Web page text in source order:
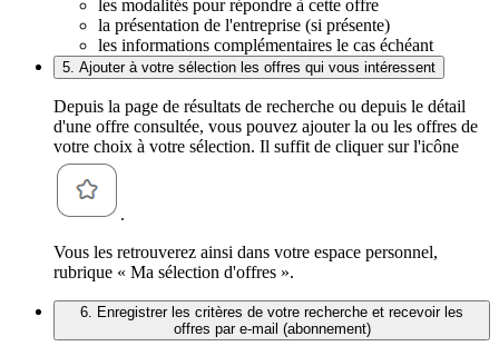
les modalités pour répondre à cette offre
la présentation de l'entreprise (si présente)
les informations complémentaires le cas échéant
5. Ajouter à votre sélection les offres qui vous intéressent
Depuis la page de résultats de recherche ou depuis le détail
d'une offre consultée, vous pouvez ajouter la ou les offres de
votre choix à votre sélection. Il suffit de cliquer sur l'icône
.
Vous les retrouverez ainsi dans votre espace personnel,
rubrique « Ma sélection d'offres ».
6. Enregistrer les critères de votre recherche et recevoir les
offres par e-mail (abonnement)